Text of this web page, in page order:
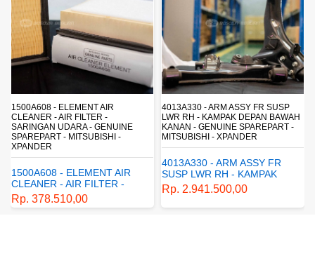
4013A330 - ARM ASSY FR SUSP
LWR RH - KAMPAK DEPAN BAWAH
KANAN - GENUINE SPAREPART -
MITSUBISHI - XPANDER
SUSP LWR RH - KAMPAK
DEPAN BAWAH KANAN -
GENUINE SPAREPART -
MITSUBISHI - XPANDER
Rp. 2.941.500,00
4162A413 - SHOCK ABSORBER RR
SUSP - SUSPENSI BELAKANG -
SHOCKBREAKER BELAKANG -
GENUINE SPAREPART -
MITSUBISHI - XPANDER
4162A413 - SHOCK
ABSORBER RR SUSP -
SUSPENSI BELAKANG -
SHOCKBREAKER BELAKANG
Rp. 1.198.800,00